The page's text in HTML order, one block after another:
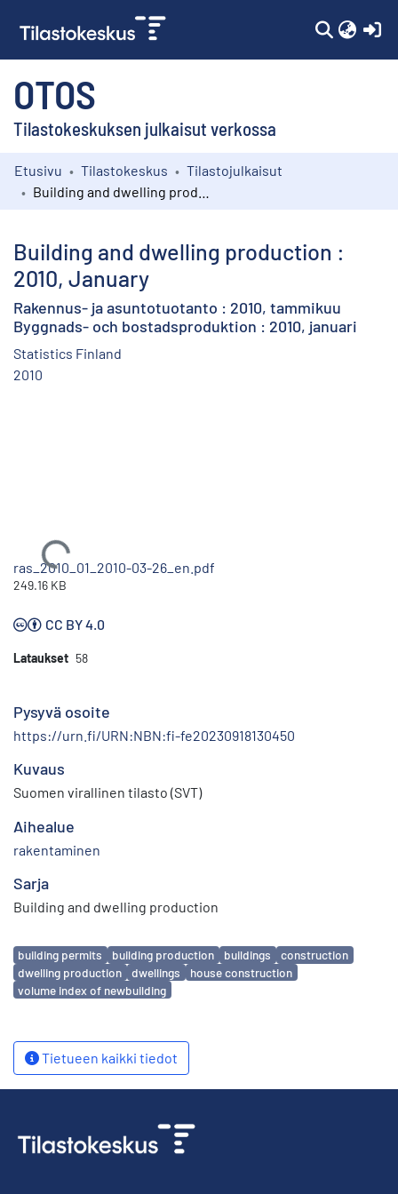
OTOS
Tilastokeskuksen julkaisut verkossa
Kokoelmat
Etusivu Tilastokeskus
Tilastojulkaisut
Building and dwelling production :
2010, January
Rakennus- ja asuntotuotanto : 2010, tammikuu
Byggnads- och bostadsproduktion : 2010, januari
Statistics Finland
2010
Ladataan...
ras_2010_01_2010-03-26_en.pdf
249.16 KB
CC BY 4.0
Lataukset 58
Pysyvä osoite
https://urn.fi/URN:NBN:fi-fe20230918130450
Kuvaus
Suomen virallinen tilasto (SVT)
Aihealue
rakentaminen
Sarja
Building and dwelling production
Avainsanat
building permits building production buildings
construction
dwelling production
dwellings
house construction
volume index of newbuilding
Tietueen kaikki tiedot